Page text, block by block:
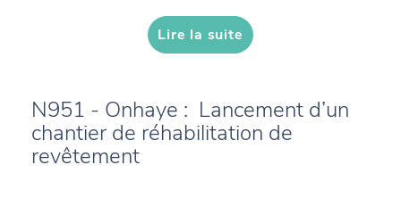
Lire la suite
N951 - Onhaye : Lancement d’un
chantier de réhabilitation de
revêtement